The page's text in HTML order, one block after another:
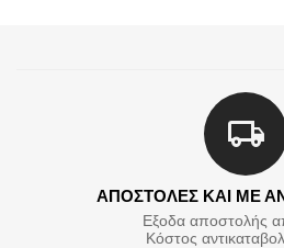
ΑΠΟΣΤΟΛΕΣ ΚΑΙ ΜΕ
Εξοδα αποστολής
Κόστος